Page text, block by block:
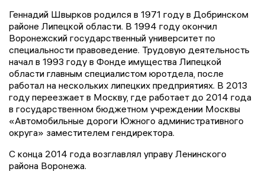
Геннадий Швырков родился в 1971 году в Добринском
районе Липецкой области. В 1994 году окончил
Воронежский государственный университет по
специальности правоведение. Трудовую деятельность
начал в 1993 году в Фонде имущества Липецкой
области главным специалистом юротдела, после
работал на нескольких липецких предприятиях. В 2013
году переезжает в Москву, где работает до 2014 года
в государственном бюджетном учреждении Москвы
«Автомобильные дороги Южного административного
округа» заместителем гендиректора.
С конца 2014 года возглавлял управу Ленинского
района Воронежа.